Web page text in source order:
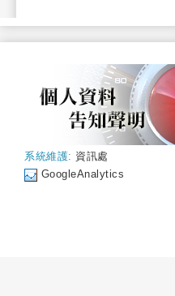
系統維護: 資訊處
GoogleAnalytics